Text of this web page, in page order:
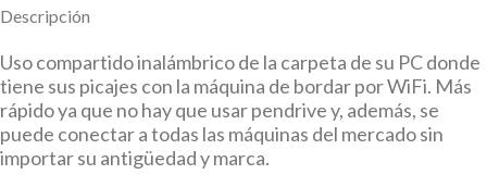
Descripción
Uso compartido inalámbrico de la carpeta de su PC donde
tiene sus picajes con la máquina de bordar por WiFi. Más
rápido ya que no hay que usar pendrive y, además, se
puede conectar a todas las máquinas del mercado sin
importar su antigüedad y marca.